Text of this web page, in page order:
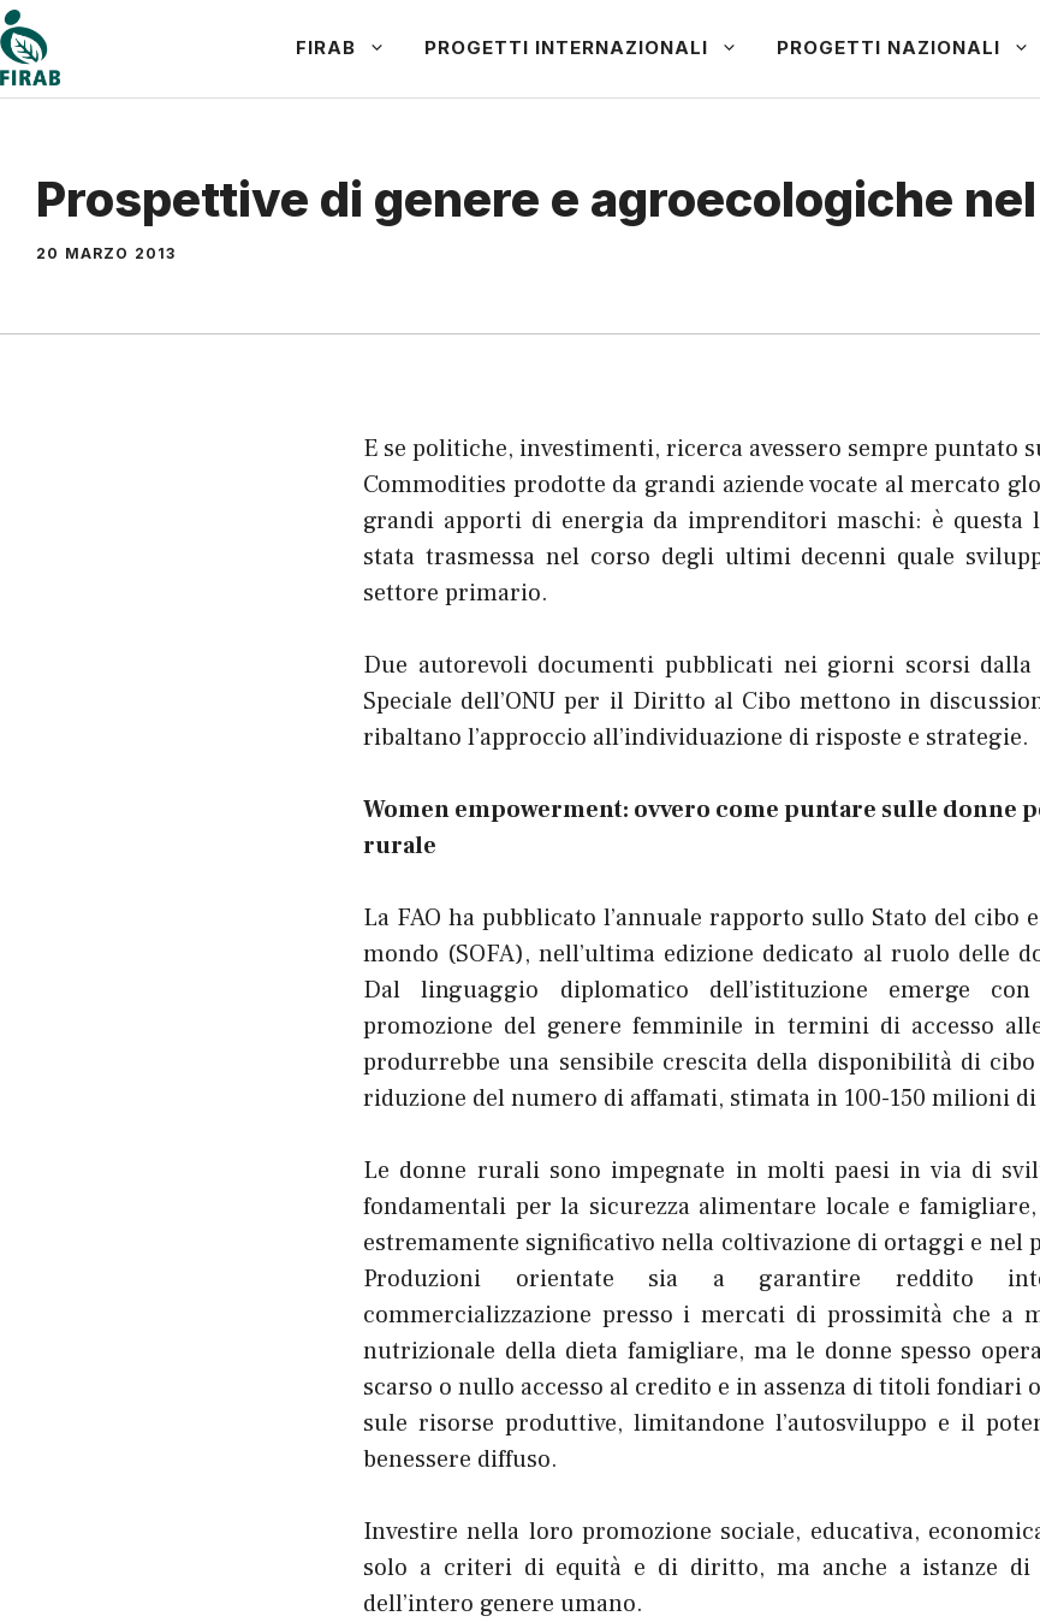
Vai
al
contenuto
FIRAB PROGETTI INTERNAZIONALI PROGETTI NAZIONALI
Prospettive di genere e agroecologiche
20 MARZO 2013
E se politiche, investimenti, ricerca avessero sempre puntato
Commodities prodotte da grandi aziende vocate al mercato
grandi apporti di energia da imprenditori maschi: è questa
stata trasmessa nel corso degli ultimi decenni quale
settore primario.
Due autorevoli documenti pubblicati nei giorni scorsi dalla
Speciale dell’ONU per il Diritto al Cibo mettono in
ribaltano l’approccio all’individuazione di risposte e strategie.
Women empowerment: ovvero come puntare sulle donne
rurale
La FAO ha pubblicato l’annuale rapporto sullo Stato del cibo
mondo (SOFA), nell’ultima edizione dedicato al ruolo delle
Dal linguaggio diplomatico dell’istituzione emerge
promozione del genere femminile in termini di accesso
produrrebbe una sensibile crescita della disponibilità di
riduzione del numero di affamati, stimata in 100-150 milioni di
Le donne rurali sono impegnate in molti paesi in via di
fondamentali per la sicurezza alimentare locale e
estremamente significativo nella coltivazione di ortaggi e nel
Produzioni orientate sia a garantire reddito
commercializzazione presso i mercati di prossimità che a
nutrizionale della dieta famigliare, ma le donne spesso
scarso o nullo accesso al credito e in assenza di titoli
sule risorse produttive, limitandone l’autosviluppo e il
benessere diffuso.
Investire nella loro promozione sociale, educativa,
solo a criteri di equità e di diritto, ma anche a istanze di
dell’intero genere umano.